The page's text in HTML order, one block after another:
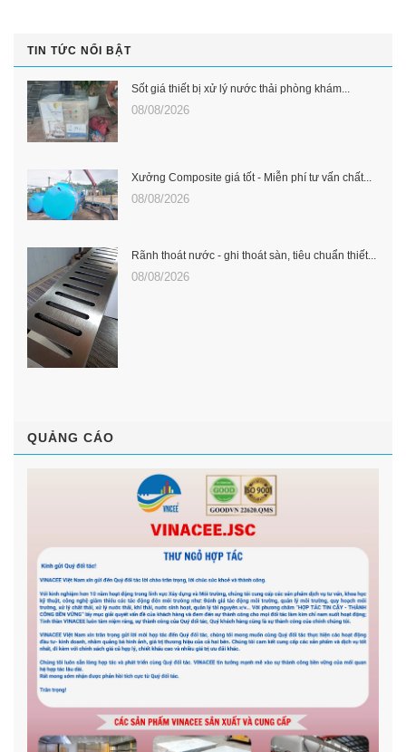
TIN TỨC NỔI BẬT
Sốt giá thiết bị xử lý nước thải phòng khám...
08/08/2026
Xưởng Composite giá tốt - Miễn phí tư vấn chất...
08/08/2026
Rãnh thoát nước - ghi thoát sàn, tiêu chuẩn thiết...
08/08/2026
QUẢNG CÁO